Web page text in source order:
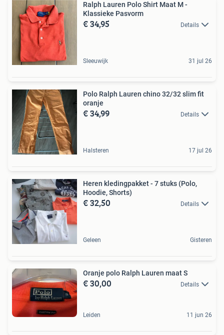
Ralph Lauren Polo Shirt Maat M -
Klassieke Pasvorm
€ 34,95 Details
Sleeuwijk 31 jul 26
Polo Ralph Lauren chino 32/32 slim fit
oranje
€ 34,99 Details
Halsteren 17 jul 26
Heren kledingpakket - 7 stuks (Polo,
Hoodie, Shorts)
€ 32,50 Details
Geleen Gisteren
Oranje polo Ralph Lauren maat S
€ 30,00 Details
Leiden 11 jun 26